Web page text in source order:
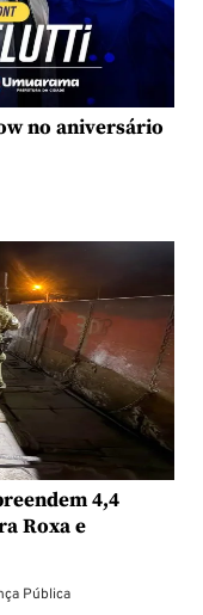
no aniversário
4,4
Roxa e
Pública